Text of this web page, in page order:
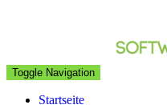
Toggle Navigation
Startseite